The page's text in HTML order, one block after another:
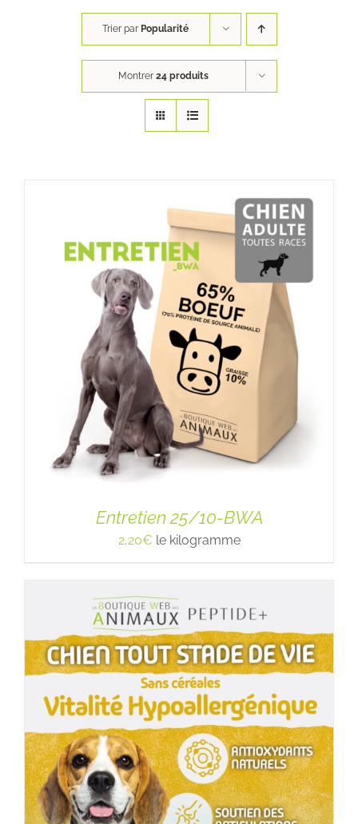
Trier par Popularité
Montrer 24 produits
Entretien 25/10-BWA
2,20€ le kilogramme